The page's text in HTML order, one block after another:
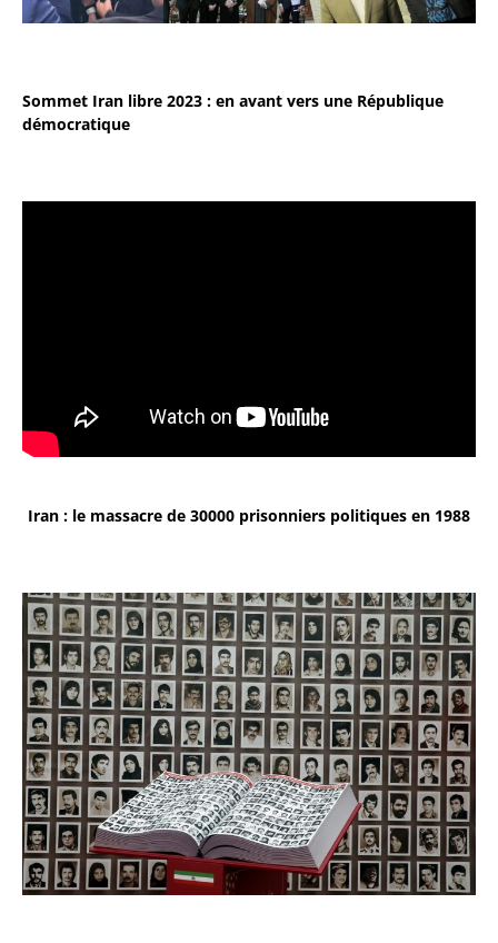
Sommet Iran libre 2023 : en avant vers une République
démocratique
Iran : le massacre de 30000 prisonniers politiques en 1988